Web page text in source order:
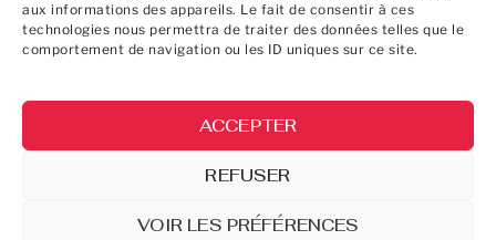
aux informations des appareils. Le fait de consentir à ces
technologies nous permettra de traiter des données telles que le
comportement de navigation ou les ID uniques sur ce site.
ACCEPTER
REFUSER
VOIR LES PRÉFÉRENCES
pour trouver votre infusion idéale
JE SOUHAITE RECEVOIR LA NEWSLETTER
S'INSCRIRE